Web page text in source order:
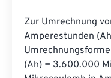
Zur Umrechnung
Amperestunden
(Ah) = 3.600.000